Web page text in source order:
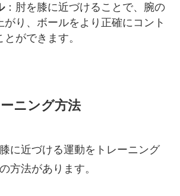
：肘を膝に近づけることで、腕の
がり、ボールをより正確にコント
ができます。
ニング方法
に近づける運動をトレーニング
方法があります。